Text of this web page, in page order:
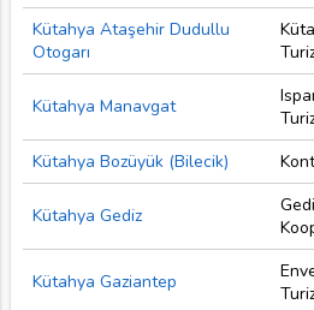
Kütahya Ataşehir Dudullu
Otogarı
Kütahya Manavgat
Kütahya Bozüyük (Bilecik)
Kütahya Gediz
Kütahya Gaziantep